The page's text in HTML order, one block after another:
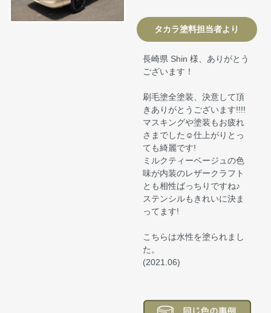
タカラ塗料担当者より
長崎県 Shin 様、ありがとう
ございます！
刷毛塗全塗装、決意して頂
きありがとうございます!!!!
マスキングや塗装もお疲れ
さまでした☺仕上がりとっ
ても綺麗です!
ミルクティーベージュの色
味が内装のレザークラフト
とも相性ばっちりですね♪
ステンシルもきれいに決ま
ってます!
こちらは水性を塗られまし
た。
(2021.06)